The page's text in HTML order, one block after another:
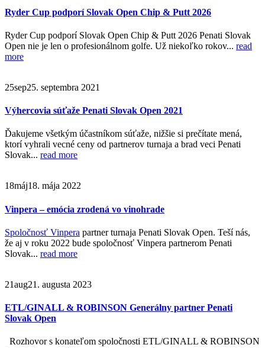
Ryder Cup podporí Slovak Open Chip & Putt 2026
Ryder Cup podporí Slovak Open Chip & Putt 2026 Penati Slovak
Open nie je len o profesionálnom golfe. Už niekoľko rokov... read
more
25sep25. septembra 2021
Výhercovia súťaže Penati Slovak Open 2021
Ďakujeme všetkým účastníkom súťaže, nižšie si prečítate mená,
ktorí vyhrali vecné ceny od partnerov turnaja a brad veci Penati
Slovak... read more
18máj18. mája 2022
Vinpera – emócia zrodená vo vinohrade
Spoločnosť Vinpera partner turnaja Penati Slovak Open. Teší nás,
že aj v roku 2022 bude spoločnosť Vinpera partnerom Penati
Slovak... read more
21aug21. augusta 2023
ETL/GINALL & ROBINSON Generálny partner Penati
Slovak Open
Rozhovor s konateľom spoločnosti ETL/GINALL & ROBINSON